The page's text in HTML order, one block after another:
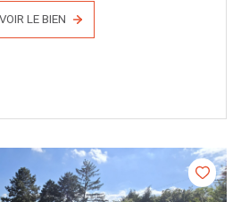
VOIR LE BIEN